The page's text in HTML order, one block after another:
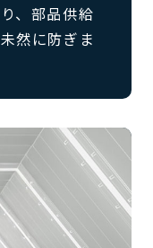
、部品供給
然に防ぎま